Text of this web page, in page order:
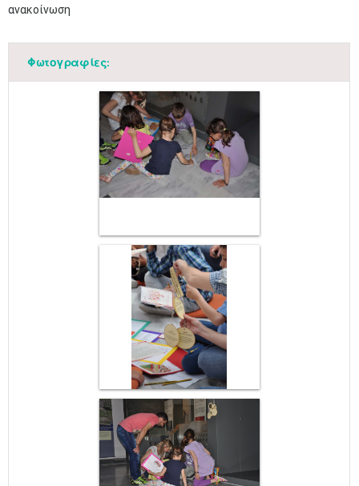
ανακοίνωση
Φωτογραφίες: